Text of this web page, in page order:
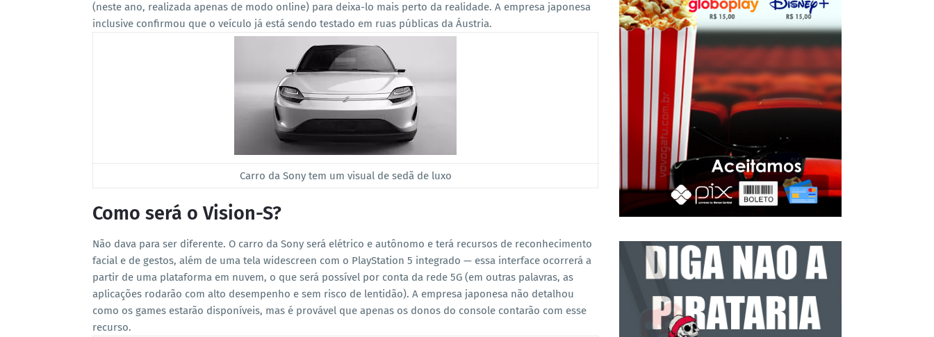
(neste ano, realizada apenas de modo online) para deixa-lo mais perto da realidade. A empresa japonesa
inclusive confirmou que o veículo já está sendo testado em ruas públicas da Áustria.
Carro da Sony tem um visual de sedã de luxo
Como será o Vision-S?
Não dava para ser diferente. O carro da Sony será elétrico e autônomo e terá recursos de reconhecimento
facial e de gestos, além de uma tela widescreen com o PlayStation 5 integrado — essa interface ocorrerá a
partir de uma plataforma em nuvem, o que será possível por conta da rede 5G (em outras palavras, as
aplicações rodarão com alto desempenho e sem risco de lentidão). A empresa japonesa não detalhou
como os games estarão disponíveis, mas é provável que apenas os donos do console contarão com esse
recurso.